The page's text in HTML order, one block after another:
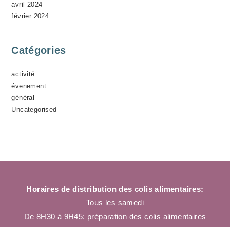
avril 2024
février 2024
Catégories
activité
évenement
général
Uncategorised
Horaires de distribution des colis alimentaires:
Tous les samedi
De 8H30 à 9H45: préparation des colis alimentaires